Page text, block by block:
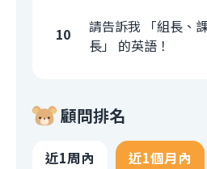
10
請告訴我 「組長、
長」 的英語！
顧問排名
近1周內 近1個月內